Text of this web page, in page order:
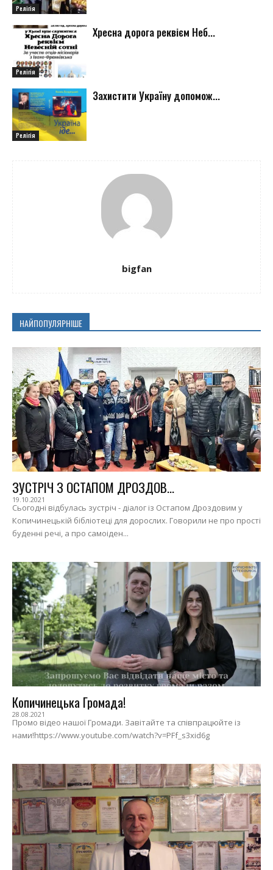
Релігія
Релігія
Хресна дорога реквієм Неб...
Релігія
Захистити Україну допомож...
bigfan
НАЙПОПУЛЯРНІШЕ
ЗУСТРІЧ З ОСТАПОМ ДРОЗДОВ...
19.10.2021
Сьогодні відбулась зустріч - діалог із Остапом Дроздовим у
Копичинецькій бібліотеці для дорослих. Говорили не про прості
буденні речі, а про самоіден...
Копичинецька Громада!
28.08.2021
Промо відео нашої Громади. Завітайте та співпрацюйте із
нами!https://www.youtube.com/watch?v=PFf_s3xid6g